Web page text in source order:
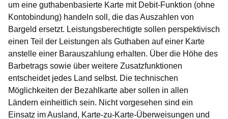
um eine guthabenbasierte Karte mit Debit-Funktion (ohne
Kontobindung) handeln soll, die das Auszahlen von
Bargeld ersetzt. Leistungsberechtigte sollen perspektivisch
einen Teil der Leistungen als Guthaben auf einer Karte
anstelle einer Barauszahlung erhalten. Über die Höhe des
Barbetrags sowie über weitere Zusatzfunktionen
entscheidet jedes Land selbst. Die technischen
Möglichkeiten der Bezahlkarte aber sollen in allen
Ländern einheitlich sein. Nicht vorgesehen sind ein
Einsatz im Ausland, Karte-zu-Karte-Überweisungen und